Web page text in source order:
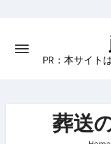
content
PR：本サイト
葬送